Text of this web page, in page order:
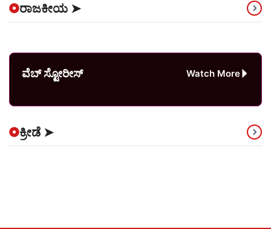
ರಾಜಕೀಯ ➤
ವೆಬ್ ಸ್ಟೋರೀಸ್ Watch More
ಕ್ರೀಡೆ ➤